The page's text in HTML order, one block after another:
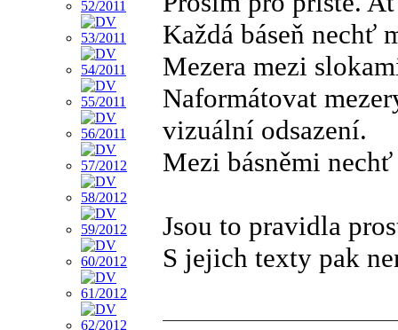
Každá báseň nechť
Mezera mezi
Naformátovat
vizuální odsazení.
Mezi básněmi
Jsou to pravidla
S jejich texty pak